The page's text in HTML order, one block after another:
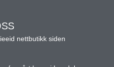
nettbutikk siden